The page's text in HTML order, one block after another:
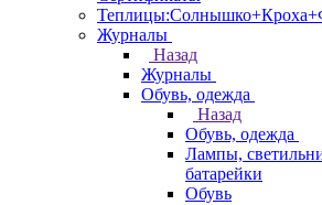
Журналы
Назад
Журналы
Обувь, одежда
Назад
Обувь, одежда
Лампы,
батарейки
Обувь